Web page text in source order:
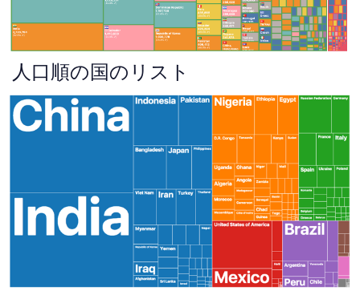
人口順の国のリスト